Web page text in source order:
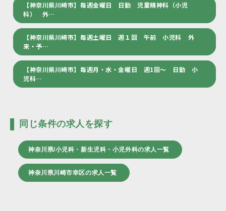
【神奈川県川崎市】毎週金曜日 日勤 児童精神科（小児
科） 外…
【神奈川県川崎市】毎週土曜日 週１回 午前 小児科 外
来・予…
【神奈川県川崎市】毎週月・水・金曜日 週1回～ 日勤 小
児科…
同じ条件の求人を探す
神奈川県/小児科・新生児科・小児外科の求人一覧
神奈川県川崎市幸区の求人一覧